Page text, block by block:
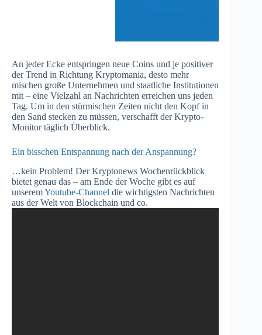
An jeder Ecke entspringen neue Coins und je positiver
der Trend in Richtung Kryptomania, desto mehr
mischen große Unternehmen und staatliche Institutionen
mit – eine Vielzahl an Nachrichten erreichen uns jeden
Tag. Um in den stürmischen Zeiten nicht den Kopf in
den Sand stecken zu müssen, verschafft der Krypto-
Monitor täglich Überblick.
Ein bisschen Entspannung nach der Anspannung?
…kein Problem! Der Kryptonews Wochenrückblick
bietet genau das – am Ende der Woche gibt es auf
unseremYoutube-Channel die wichtigsten Nachrichten
aus der Welt von Blockchain und co.